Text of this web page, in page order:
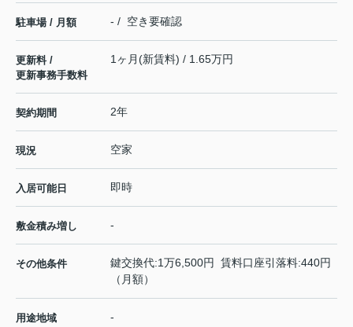
駐車場 / 月額 - / 空き要確認
更新料 /
更新事務手数料
1ヶ月(新賃料) / 1.65万円
契約期間 2年
現況 空家
入居可能日 即時
敷金積み増し -
その他条件
鍵交換代:1万6,500円 賃料口座引落料:440円
（月額）
用途地域 -